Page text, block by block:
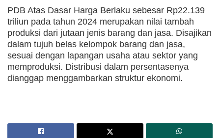
PDB Atas Dasar Harga Berlaku sebesar Rp22.139
triliun pada tahun 2024 merupakan nilai tambah
produksi dari jutaan jenis barang dan jasa. Disajikan
dalam tujuh belas kelompok barang dan jasa,
sesuai dengan lapangan usaha atau sektor yang
memproduksi. Distribusi dalam persentasenya
dianggap menggambarkan struktur ekonomi.